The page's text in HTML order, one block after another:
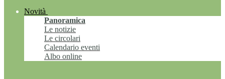
Novità
Panoramica
Le notizie
Le circolari
Calendario eventi
Albo online